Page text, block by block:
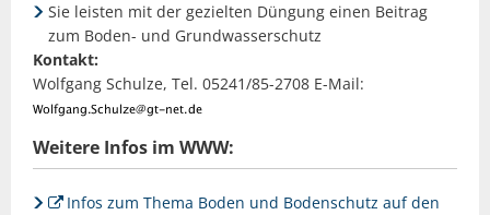
Sie leisten mit der gezielten Düngung einen Beitrag
zum Boden- und Grundwasserschutz
Kontakt:
Wolfgang Schulze, Tel. 05241/85-2708 E-Mail:
Weitere Infos im WWW:
Infos zum Thema Boden und Bodenschutz auf den